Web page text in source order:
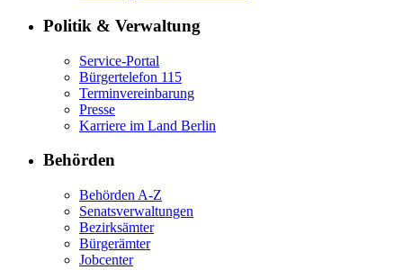
Politik & Verwaltung
Service-Portal
Bürgertelefon 115
Terminvereinbarung
Presse
Karriere im Land Berlin
Behörden
Behörden A-Z
Senatsverwaltungen
Bezirksämter
Bürgerämter
Jobcenter